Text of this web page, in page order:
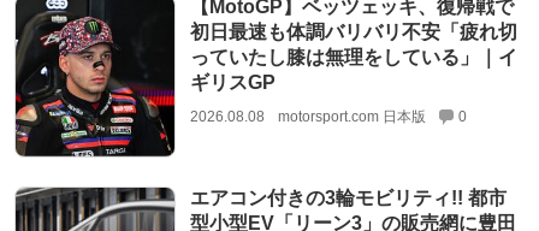
【MotoGP】ベッツェッキ、復帰戦で
初日最速も体調バリバリ不安「疲れ切
っていたし膝は無理をしている」｜イ
ギリスGP
2026.08.08 motorsport.com 日本版 0
エアコン付きの3輪モビリティ!! 都市
型小型EV「リーン3」の販売網に豊田